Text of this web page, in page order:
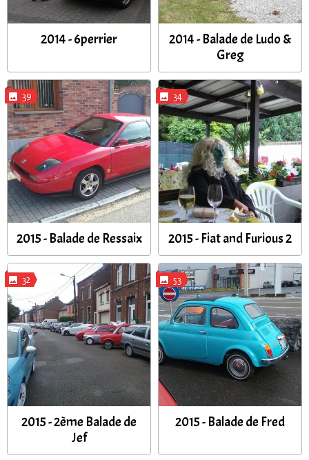
2014 - 6perrier
2014 - Balade de Ludo &
Greg
39
2015 - Balade de Ressaix
34
2015 - Fiat and Furious 2
32
2015 - 2ème Balade de
Jef
53
2015 - Balade de Fred